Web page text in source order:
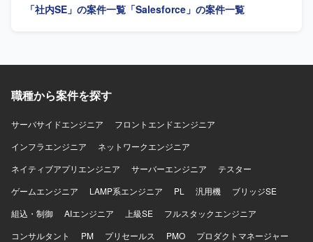
リケーション開発を行います。帳票はSVF Cloudを利用し、
ただける方にマッチするポジションです。 【ポジションの
工程を経験できるため、上流工程スキルや折衝力の向上も
クフロー基盤上での開発環境となります。
「社内SE」の案件一覧 「Salesforce」の案件一覧
職種から案件を探す
サーバサイドエンジニア
フロントエンドエンジニア
インフラエンジニア
ネットワークエンジニア
ネイティブアプリエンジニア
サーバーエンジニア
テスター
ゲームエンジニア
LAMP系エンジニア PL 汎用機
ブリッジSE
組込・制御
AIエンジニア 上級SE
フルスタックエンジニア
コンサルタント
PM プリセールス PMO
プロダクトマネージャー